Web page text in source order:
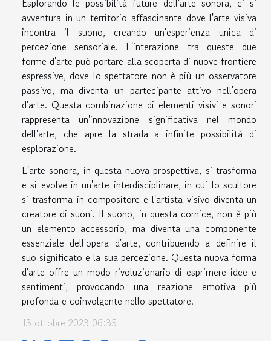
Esplorando le possibilità future dell'arte sonora, ci si
avventura in un territorio affascinante dove l'arte visiva
incontra il suono, creando un'esperienza unica di
percezione sensoriale. L'interazione tra queste due
forme d'arte può portare alla scoperta di nuove frontiere
espressive, dove lo spettatore non è più un osservatore
passivo, ma diventa un partecipante attivo nell'opera
d'arte. Questa combinazione di elementi visivi e sonori
rappresenta un'innovazione significativa nel mondo
dell'arte, che apre la strada a infinite possibilità di
esplorazione.
L'arte sonora, in questa nuova prospettiva, si trasforma
e si evolve in un'arte interdisciplinare, in cui lo scultore
si trasforma in compositore e l'artista visivo diventa un
creatore di suoni. Il suono, in questa cornice, non è più
un elemento accessorio, ma diventa una componente
essenziale dell'opera d'arte, contribuendo a definire il
suo significato e la sua percezione. Questa nuova forma
d'arte offre un modo rivoluzionario di esprimere idee e
sentimenti, provocando una reazione emotiva più
profonda e coinvolgente nello spettatore.
13 ottobre 2023 06:35